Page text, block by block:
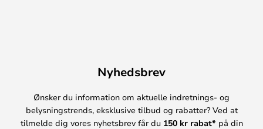
Nyhedsbrev
Ønsker du information om aktuelle indretnings- og
belysningstrends, eksklusive tilbud og rabatter? Ved at
tilmelde dig vores nyhetsbrev får du 150 kr rabat* på din